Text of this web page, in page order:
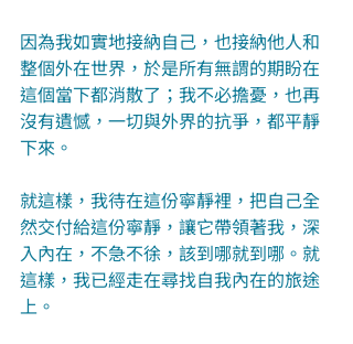
因為我如實地接納自己，也接納他人和
整個外在世界，於是所有無謂的期盼在
這個當下都消散了；我不必擔憂，也再
沒有遺憾，一切與外界的抗爭，都平靜
下來。
就這樣，我待在這份寧靜裡，把自己全
然交付給這份寧靜，讓它帶領著我，深
入內在，不急不徐，該到哪就到哪。就
這樣，我已經走在尋找自我內在的旅途
上。